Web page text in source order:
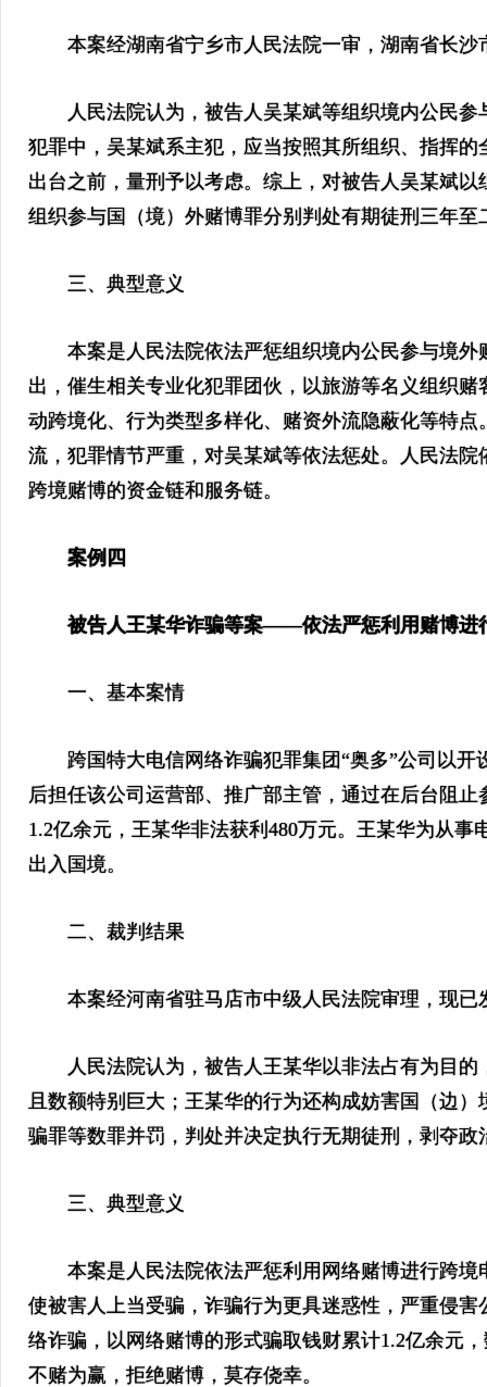
本案经湖南省宁乡市人民法院一审，湖南省长沙
人民法院认为，被告人吴某斌等组织境内公民参
犯罪中，吴某斌系主犯，应当按照其所组织、指挥
出台之前，量刑予以考虑。综上，对被告人吴某斌
组织参与国（境）外赌博罪分别判处有期徒刑三年至
三、典型意义
本案是人民法院依法严惩组织境内公民参与境外
出，催生相关专业化犯罪团伙，以旅游等名义组织
动跨境化、行为类型多样化、赌资外流隐蔽化等特
流，犯罪情节严重，对吴某斌等依法惩处。人民法
跨境赌博的资金链和服务链。
案例四
被告人王某华诈骗等案——依法严惩利用赌博进
一、基本案情
跨国特大电信网络诈骗犯罪集团“奥多”公司以开
后担任该公司运营部、推广部主管，通过在后台阻
1.2亿余元，王某华非法获利480万元。王某华为从
出入国境。
二、裁判结果
本案经河南省驻马店市中级人民法院审理，现已
人民法院认为，被告人王某华以非法占有为目的
且数额特别巨大；王某华的行为还构成妨害国（边
骗罪等数罪并罚，判处并决定执行无期徒刑，剥夺
三、典型意义
本案是人民法院依法严惩利用网络赌博进行跨境
使被害人上当受骗，诈骗行为更具迷惑性，严重侵
络诈骗，以网络赌博的形式骗取钱财累计1.2亿余元
不赌为赢，拒绝赌博，莫存侥幸。